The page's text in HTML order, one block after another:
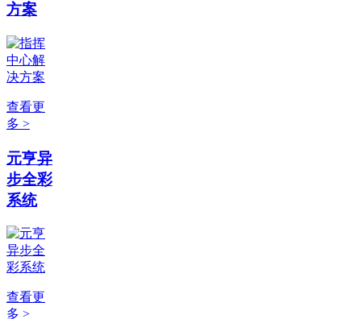
方案
查看更
多 >
元亨异
步全彩
系统
查看更
多 >